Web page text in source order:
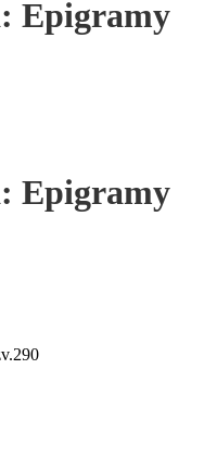
Epigramy
Epigramy